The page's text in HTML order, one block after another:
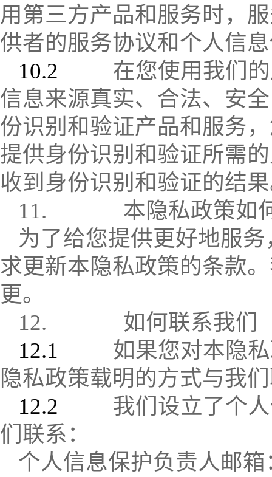
用第三方产品和服务时，
供者的服务协议和个人信
10.2 在您使用我们
信息来源真实、合法、安
份识别和验证产品和服务
提供身份识别和验证所需
收到身份识别和验证的结
11. 本隐私政策如
为了给您提供更好地服
求更新本隐私政策的条款
更。
12. 如何联系我们
12.1 如果您对本隐
隐私政策载明的方式与我
12.2 我们设立了个
们联系：
个人信息保护负责人邮箱